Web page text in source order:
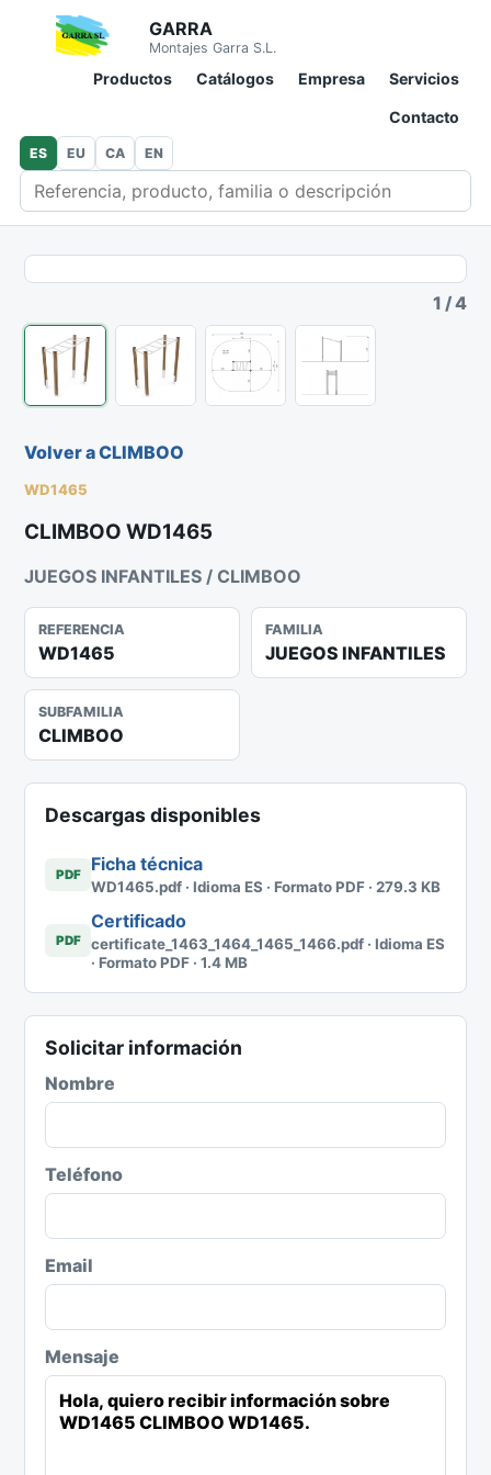
GARRA
Montajes Garra S.L.
Productos Catálogos Empresa Servicios
Contacto
Buscar en catálogo
ES EU CA EN
1 /4
Volver a CLIMBOO
WD1465
CLIMBOO WD1465
JUEGOS INFANTILES / CLIMBOO
REFERENCIA
WD1465
FAMILIA
JUEGOS INFANTILES
SUBFAMILIA
CLIMBOO
Descargas disponibles
PDF Ficha técnica
WD1465.pdf · Idioma ES · Formato PDF · 279.3 KB
PDF
Certificado
certificate_1463_1464_1465_1466.pdf · Idioma ES
· Formato PDF · 1.4 MB
Solicitar información
Nombre
Teléfono
Email
Mensaje